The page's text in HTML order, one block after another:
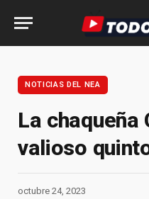
NOTICIAS DEL NEA
La chaqueña
valioso
octubre 24, 2023